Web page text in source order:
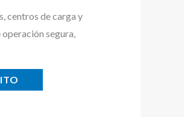
centros de carga y
segura,